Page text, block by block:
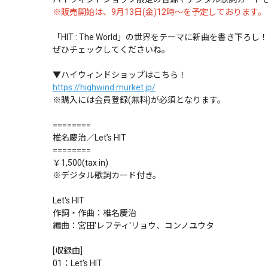
※販売開始は、9月13日(金)12時〜を予定しております。
「HIT : The World」の世界をテーマに新曲を書き下ろし
ぜひチェックしてくださいね。
▼ハイウィンドショップはこちら！
https://highwind.murket.jp/
※購入には会員登録(無料)が必須となります。
========
椎名慶治／Let’s HIT
========
￥1,500(tax in)
※デジタル歌詞カード付き。
Let's HIT
作詞・作曲：椎名慶治
編曲：宮田'レフティ'リョウ、コンノユウタ
[収録曲]
01：Let's HIT